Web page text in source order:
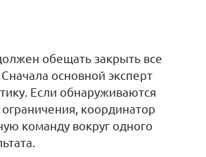
обещать закрыть все
основной эксперт
Если обнаруживаются
координатор
команду вокруг одного